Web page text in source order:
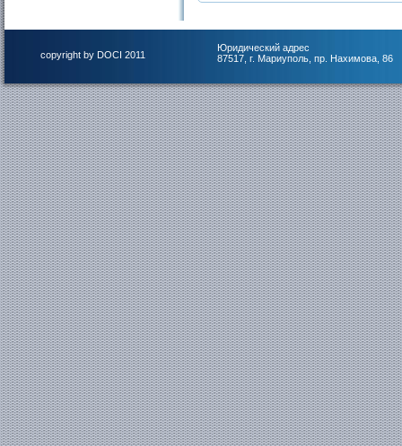
copyright by DOCI 2011
Юридический адрес
87517, г. Мариуполь, пр. Нахимова, 86